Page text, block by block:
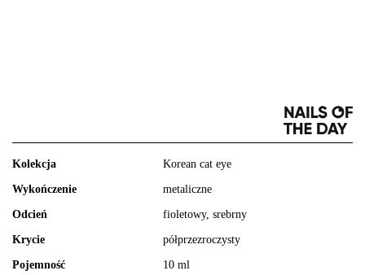
Kolekcja Korean cat eye
Wykończenie metaliczne
Odcień fioletowy, srebrny
Krycie półprzezroczysty
Pojemność 10 ml